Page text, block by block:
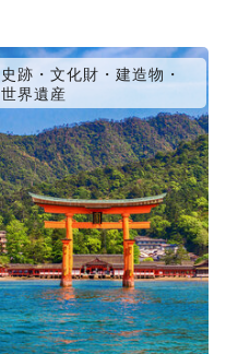
史跡・文化財・建造物・
世界遺産